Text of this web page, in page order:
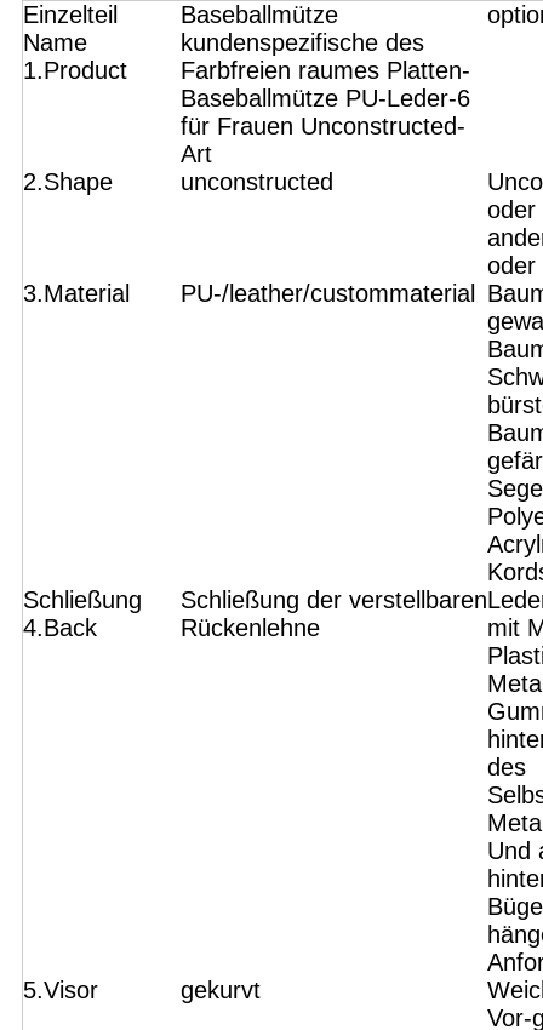
Einzelteil
Baseballmütze
Name
1.Product
kundenspezifische des
Farbfreien raumes Platten-
Baseballmütze PU-Leder-6
für Frauen Unconstructed-
Art
2.Shape
unconstructed
oder
oder
3.Material
PU-/leather/custommaterial
Schließung
4.Back
Schließung der verstellbaren
Rückenlehne
mit
des
Und
5.Visor
gekurvt
Vor-